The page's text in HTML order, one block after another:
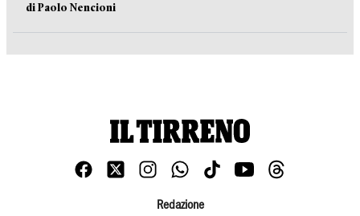
di Paolo Nencioni
Redazione